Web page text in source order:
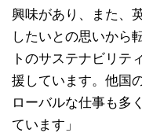
興味があり、また、
したいとの思いから
トのサステナビリテ
援しています。他国
ローバルな仕事も多
ています」